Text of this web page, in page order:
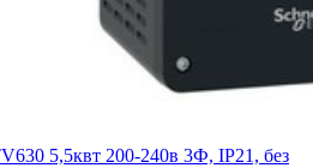
5,5квт 200-240в 3Ф, IP21, без